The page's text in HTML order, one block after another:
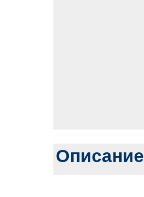
Описание